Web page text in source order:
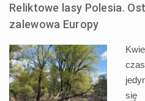
Reliktowe lasy Polesia.
zalewowa Europy
się